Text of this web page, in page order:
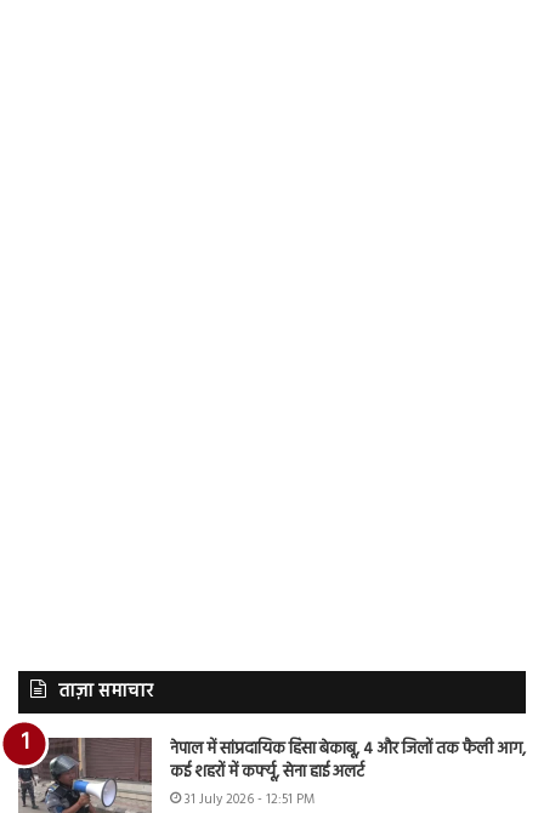
ताज़ा समाचार
नेपाल में सांप्रदायिक हिंसा बेकाबू, 4 और जिलों तक फैली आग,
कई शहरों में कर्फ्यू, सेना हाई अलर्ट
31 July 2026 - 12:51 PM